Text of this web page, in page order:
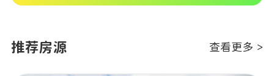
推荐房源 查看更多 >